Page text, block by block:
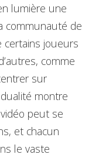
lumière une
communauté de
certains joueurs
comme
sur
montre
peut se
et chacun
le vaste